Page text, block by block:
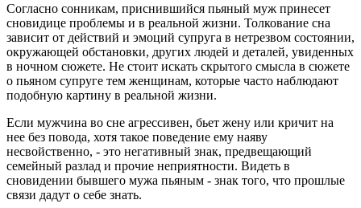
Согласно сонникам, приснившийся пьяный муж принесет
сновидице проблемы и в реальной жизни. Толкование сна
зависит от действий и эмоций супруга в нетрезвом состоянии,
окружающей обстановки, других людей и деталей, увиденных
в ночном сюжете. Не стоит искать скрытого смысла в сюжете
о пьяном супруге тем женщинам, которые часто наблюдают
подобную картину в реальной жизни.
Если мужчина во сне агрессивен, бьет жену или кричит на
нее без повода, хотя такое поведение ему наяву
несвойственно, - это негативный знак, предвещающий
семейный разлад и прочие неприятности. Видеть в
сновидении бывшего мужа пьяным - знак того, что прошлые
связи дадут о себе знать.